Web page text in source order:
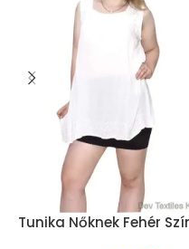
Tunika Nőknek Fehér